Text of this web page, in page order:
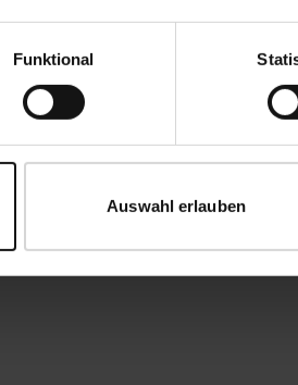
Funktional
Auswahl erlauben